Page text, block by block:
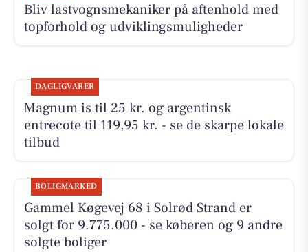
Bliv lastvognsmekaniker på aftenhold med
topforhold og udviklingsmuligheder
DAGLIGVARER
Magnum is til 25 kr. og argentinsk
entrecote til 119,95 kr. - se de skarpe lokale
tilbud
BOLIGMARKED
Gammel Køgevej 68 i Solrød Strand er
solgt for 9.775.000 - se køberen og 9 andre
solgte boliger